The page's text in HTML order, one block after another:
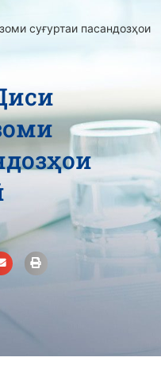
суғуртаи пасандозҳои